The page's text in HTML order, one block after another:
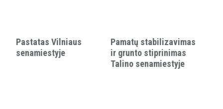
Pastatas Vilniaus
senamiestyje
Pamatų stabilizavimas
ir grunto stiprinimas
Talino senamiestyje